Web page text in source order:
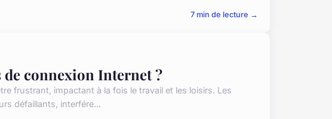
7 min de lecture →
connexion Internet ?
frustrant, impactant à la fois le travail et les loisirs. Les
défaillants, interfére...